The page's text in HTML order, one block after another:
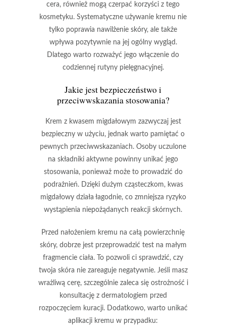
cera, również mogą czerpać korzyści z tego
kosmetyku. Systematyczne używanie kremu nie
tylko poprawia nawilżenie skóry, ale także
wpływa pozytywnie na jej ogólny wygląd.
Dlatego warto rozważyć jego włączenie do
codziennej rutyny pielęgnacyjnej.
Jakie jest bezpieczeństwo i
przeciwwskazania stosowania?
Krem z kwasem migdałowym zazwyczaj jest
bezpieczny w użyciu, jednak warto pamiętać o
pewnych przeciwwskazaniach. Osoby uczulone
na składniki aktywne powinny unikać jego
stosowania, ponieważ może to prowadzić do
podrażnień. Dzięki dużym cząsteczkom, kwas
migdałowy działa łagodnie, co zmniejsza ryzyko
wystąpienia niepożądanych reakcji skórnych.
Przed nałożeniem kremu na całą powierzchnię
skóry, dobrze jest przeprowadzić test na małym
fragmencie ciała. To pozwoli ci sprawdzić, czy
twoja skóra nie zareaguje negatywnie. Jeśli masz
wrażliwą cerę, szczególnie zaleca się ostrożność i
konsultację z dermatologiem przed
rozpoczęciem kuracji. Dodatkowo, warto unikać
aplikacji kremu w przypadku: